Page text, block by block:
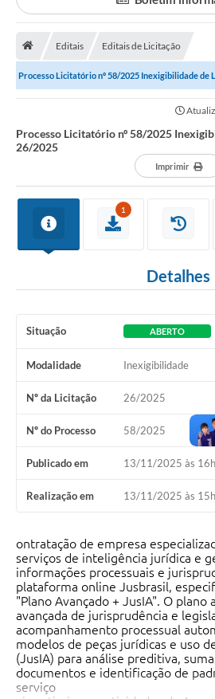
Portal da Transparência
Secretarias
Mais
Editais Editais de Licitação
Processo Licitatório nº 58/2025 Inexigibilidade de
Processo Licitatório nº 58/2025
26/2025
Imprimir
1
Detalhes
Situação ABERTO
Modalidade Inexigibilidade
Nº da Licitação 26/2025
Nº do Processo 58/2025
Publicado em 13/11/2025 às
Realização em 13/11/2025 às
ontratação de empresa
serviços de inteligência jurídica e
informações processuais e
plataforma online Jusbrasil,
"Plano Avançado + JusIA". O plano
avançada de jurisprudência e
acompanhamento processual
modelos de peças jurídicas e uso
(JusIA) para análise preditiva,
documentos e identificação de
serviço